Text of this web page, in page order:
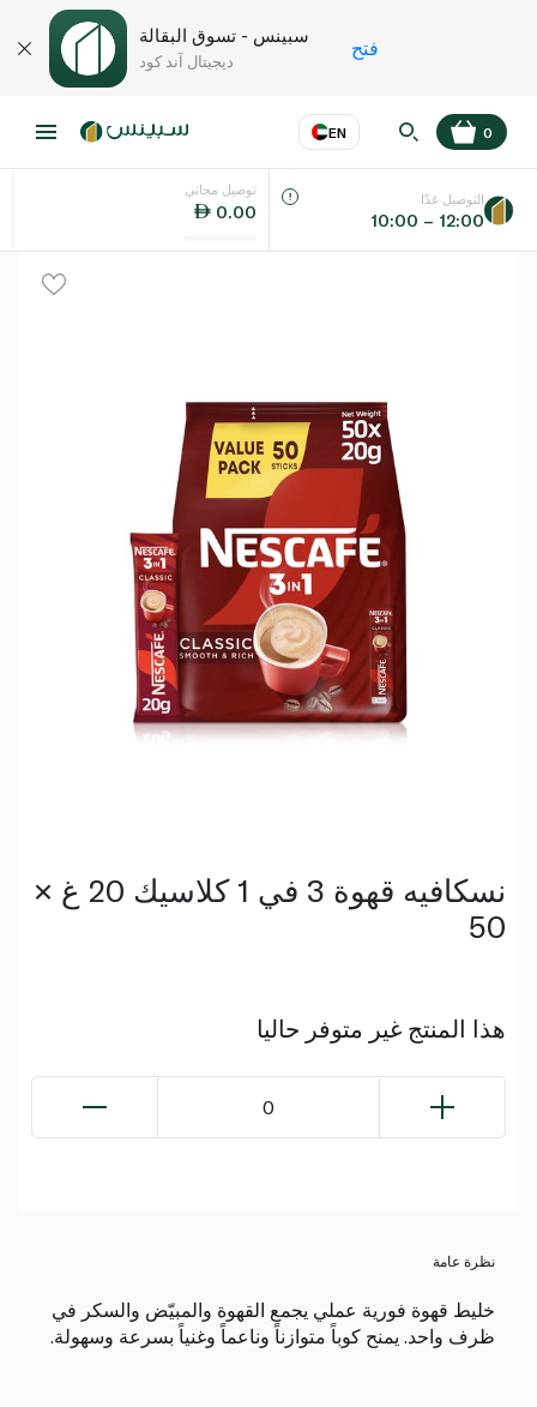
سبينس - تسوق البقالة
ديجيتال آند كود
فتح
EN
اللغة عر
0
توصيل مجاني
0.00
التوصيل غدًا
10:00 – 12:00
نسكافيه قهوة 3 في 1 كلاسيك 20 غ ×
50
هذا المنتج غير متوفر حاليا
0
نظرة عامة
خليط قهوة فورية عملي يجمع القهوة والمبيّض والسكر في
ظرف واحد. يمنح كوباً متوازناً وناعماً وغنياً بسرعة وسهولة.